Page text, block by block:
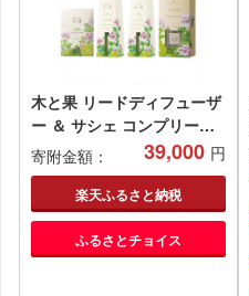
木と果 リードディフューザ
ー ＆ サシェ コンプリート
セット (ゼラニウム ベルガ
モット) 晴香堂
HARUKADO 天然精油
100％ ルームフレグランス
芳香剤 インテリア アロマ
天然香料 香り スティック
寄附金額： 39,000 円
楽天ふるさと納税
ふるさとチョイス